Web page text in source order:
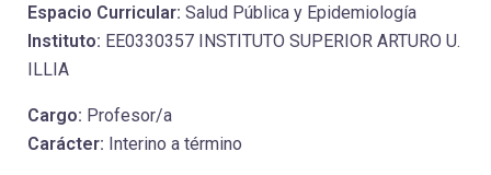
Espacio Curricular: Salud Pública y Epidemiología
Instituto: EE0330357 INSTITUTO SUPERIOR ARTURO U.
ILLIA
Cargo: Profesor/a
Carácter: Interino a término